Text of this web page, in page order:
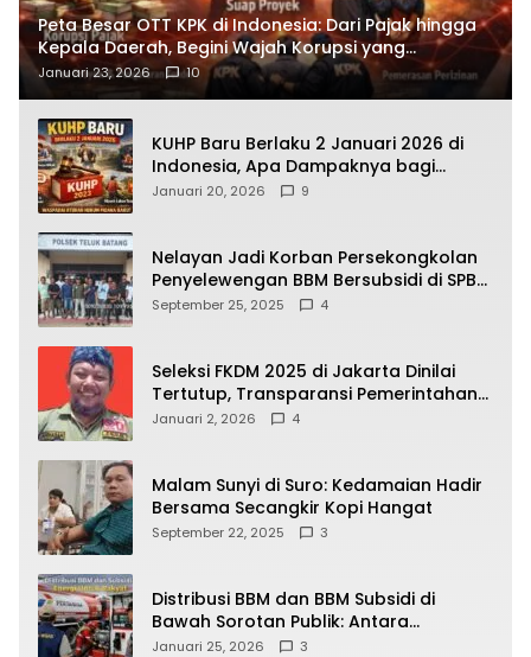
Peta Besar OTT KPK di Indonesia: Dari Pajak hingga
Kepala Daerah, Begini Wajah Korupsi yang
Terbongkar
Januari 23, 2026 10
KUHP Baru Berlaku 2 Januari 2026 di
Indonesia, Apa Dampaknya bagi
Kehidupan Warga? Ini Aturan Kunci
Januari 20, 2026 9
Nelayan Jadi Korban Persekongkolan
Penyelewengan BBM Bersubsidi di SPBU
64.78809 Teluk Batang
September 25, 2025 4
Seleksi FKDM 2025 di Jakarta Dinilai
Tertutup, Transparansi Pemerintahan
Pramono–Rano Dipertanyakan
Januari 2, 2026 4
Malam Sunyi di Suro: Kedamaian Hadir
Bersama Secangkir Kopi Hangat
September 22, 2025 3
Distribusi BBM dan BBM Subsidi di
Bawah Sorotan Publik: Antara
Kepentingan Negara, Hak Konsumen,
Januari 25, 2026 3